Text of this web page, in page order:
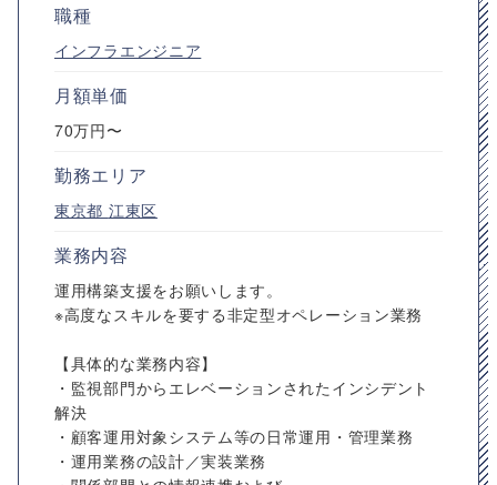
職種
インフラエンジニア
月額単価
70万円〜
勤務エリア
東京都 江東区
業務内容
運用構築支援をお願いします。
※高度なスキルを要する非定型オペレーション業務
【具体的な業務内容】
・監視部門からエレベーションされたインシデント
解決
・顧客運用対象システム等の日常運用・管理業務
・運用業務の設計／実装業務